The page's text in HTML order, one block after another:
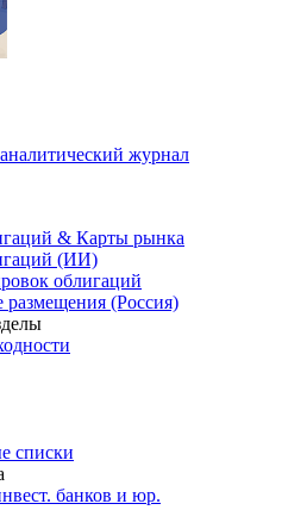
журнал
& Карты рынка
(ИИ)
облигаций
(Россия)
списки
банков и юр.